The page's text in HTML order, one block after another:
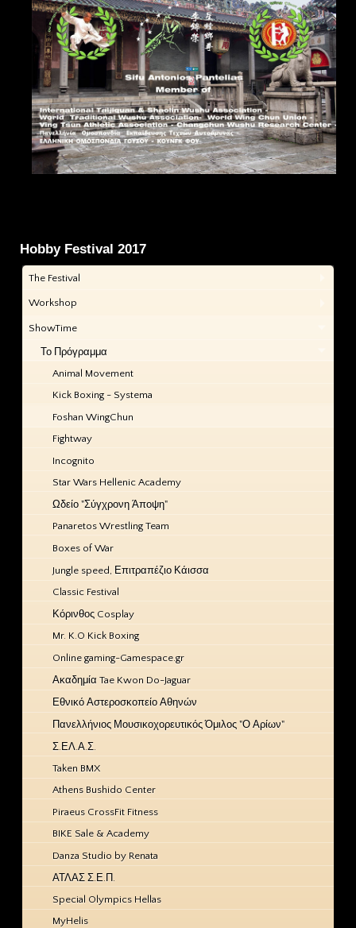
Hobby Festival 2017
The Festival
Workshop
ShowTime
Το Πρόγραμμα
Animal Movement
Kick Boxing - Systema
Foshan WingChun
Fightway
Incognito
Star Wars Hellenic Academy
Ωδείο "Σύγχρονη Άποψη"
Panaretos Wrestling Team
Boxes of War
Jungle speed, Επιτραπέζιο Κάισσα
Classic Festival
Κόρινθος Cosplay
Mr. K.O Kick Boxing
Online gaming-Gamespace.gr
Ακαδημία Tae Kwon Do-Jaguar
Εθνικό Αστεροσκοπείο Αθηνών
Πανελλήνιος Μουσικοχορευτικός Όμιλος "Ο Αρίων"
Σ.ΕΛ.Α.Σ.
Taken BMX
Athens Bushido Center
Piraeus CrossFit Fitness
BIKE Sale & Academy
Danza Studio by Renata
ΑΤΛΑΣ Σ.Ε.Π.
Special Olympics Hellas
MyHelis